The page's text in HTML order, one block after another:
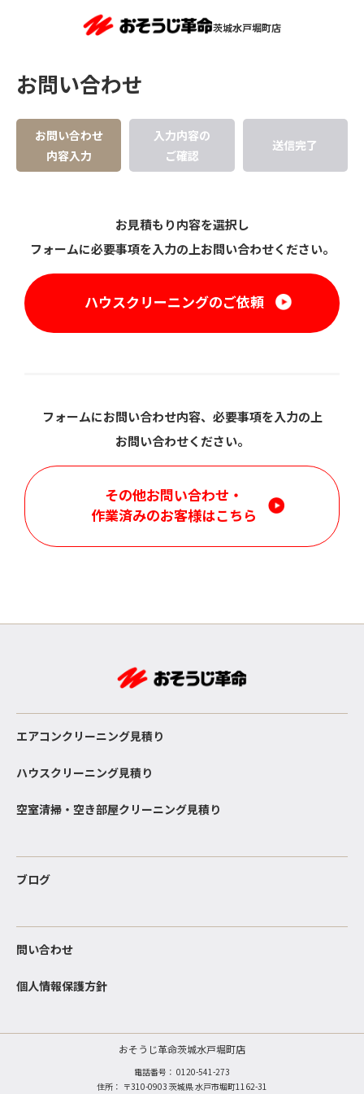
茨城水戸堀町店
お問い合わせ
お問い合わせ
内容入力
入力内容の
ご確認
送信完了
お見積もり内容を選択し
フォームに必要事項を入力の上お問い合わせください。
ハウスクリーニングのご依頼
フォームにお問い合わせ内容、必要事項を入力の上
お問い合わせください。
その他お問い合わせ・
作業済みのお客様はこちら
エアコンクリーニング見積り
ハウスクリーニング見積り
空室清掃・空き部屋クリーニング見積り
ブログ
問い合わせ
個人情報保護方針
おそうじ革命茨城水戸堀町店
電話番号： 0120-541-273
住所： 〒310-0903 茨城県 水戸市堀町1162-31